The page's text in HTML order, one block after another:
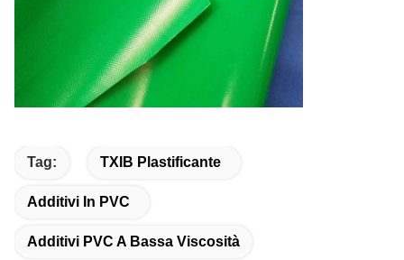
Tag: TXIB Plastificante
Additivi In PVC
Additivi PVC A Bassa Viscosità